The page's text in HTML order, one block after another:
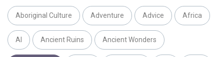
Aboriginal Culture Adventure Advice Africa
AI Ancient Ruins Ancient Wonders